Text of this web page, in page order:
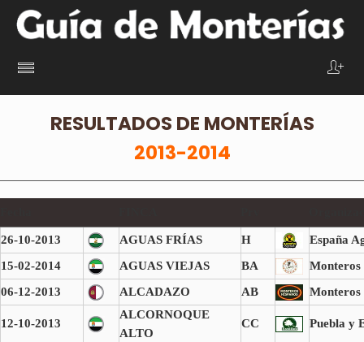
RESULTADOS DE MONTERÍAS
2013-2014
26-10-2013 AGUAS FRÍAS H
España
15-02-2014
AGUAS VIEJAS BA
Monteros
06-12-2013
ALCADAZO AB Monteros
12-10-2013
ALCORNOQUE
ALTO
CC Puebla y